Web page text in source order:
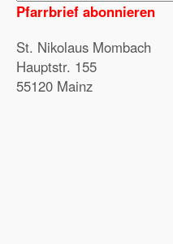
Pfarrbrief abonnieren
St. Nikolaus Mombach
Hauptstr. 155
55120 Mainz